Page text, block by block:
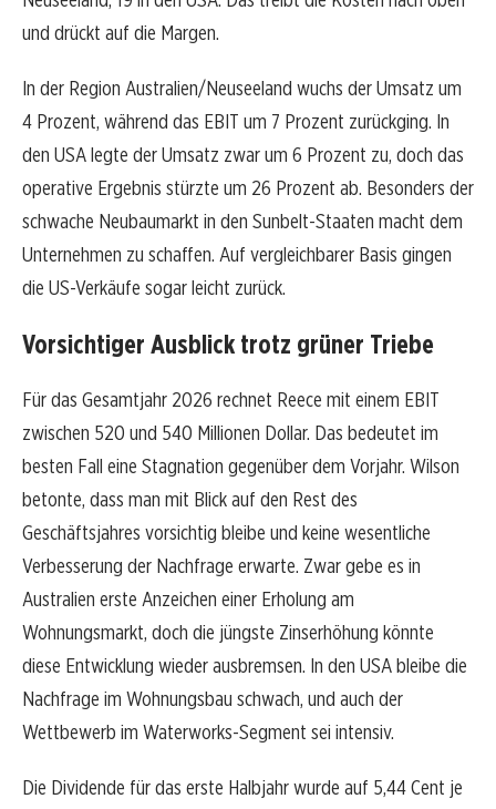
und drückt auf die Margen.
In der Region Australien/Neuseeland wuchs der Umsatz um
4 Prozent, während das EBIT um 7 Prozent zurückging. In
den USA legte der Umsatz zwar um 6 Prozent zu, doch das
operative Ergebnis stürzte um 26 Prozent ab. Besonders der
schwache Neubaumarkt in den Sunbelt-Staaten macht dem
Unternehmen zu schaffen. Auf vergleichbarer Basis gingen
die US-Verkäufe sogar leicht zurück.
Vorsichtiger Ausblick trotz grüner Triebe
Für das Gesamtjahr 2026 rechnet Reece mit einem EBIT
zwischen 520 und 540 Millionen Dollar. Das bedeutet im
besten Fall eine Stagnation gegenüber dem Vorjahr. Wilson
betonte, dass man mit Blick auf den Rest des
Geschäftsjahres vorsichtig bleibe und keine wesentliche
Verbesserung der Nachfrage erwarte. Zwar gebe es in
Australien erste Anzeichen einer Erholung am
Wohnungsmarkt, doch die jüngste Zinserhöhung könnte
diese Entwicklung wieder ausbremsen. In den USA bleibe die
Nachfrage im Wohnungsbau schwach, und auch der
Wettbewerb im Waterworks-Segment sei intensiv.
Die Dividende für das erste Halbjahr wurde auf 5,44 Cent je